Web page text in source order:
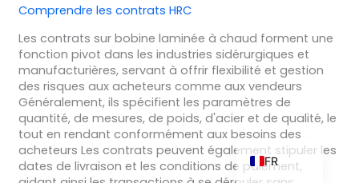
Comprendre les contrats HRC
Les contrats sur bobine laminée à chaud forment une
fonction pivot dans les industries sidérurgiques et
manufacturières, servant à offrir flexibilité et gestion
des risques aux acheteurs comme aux vendeurs
Généralement, ils spécifient les paramètres de
quantité, de mesures, de poids, d'acier et de qualité, le
tout en rendant conformément aux besoins des
acheteurs Les contrats peuvent également stipuler les
dates de livraison et les conditions de paiement,
FR
EN
DE
NL
IT